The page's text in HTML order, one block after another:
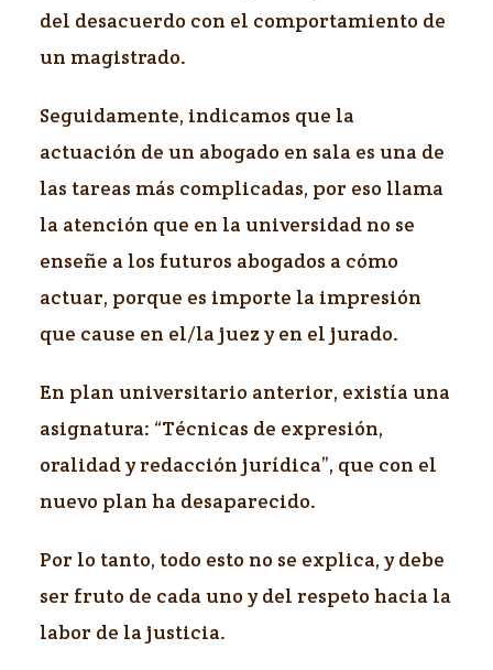
del desacuerdo con el comportamiento de
un magistrado.
Seguidamente, indicamos que la
actuación de un abogado en sala es una de
las tareas más complicadas, por eso llama
la atención que en la universidad no se
enseñe a los futuros abogados a cómo
actuar, porque es importe la impresión
que cause en el/la juez y en el jurado.
En plan universitario anterior, existía una
asignatura: “Técnicas de expresión,
oralidad y redacción jurídica”, que con el
nuevo plan ha desaparecido.
Por lo tanto, todo esto no se explica, y debe
ser fruto de cada uno y del respeto hacia la
labor de la justicia.